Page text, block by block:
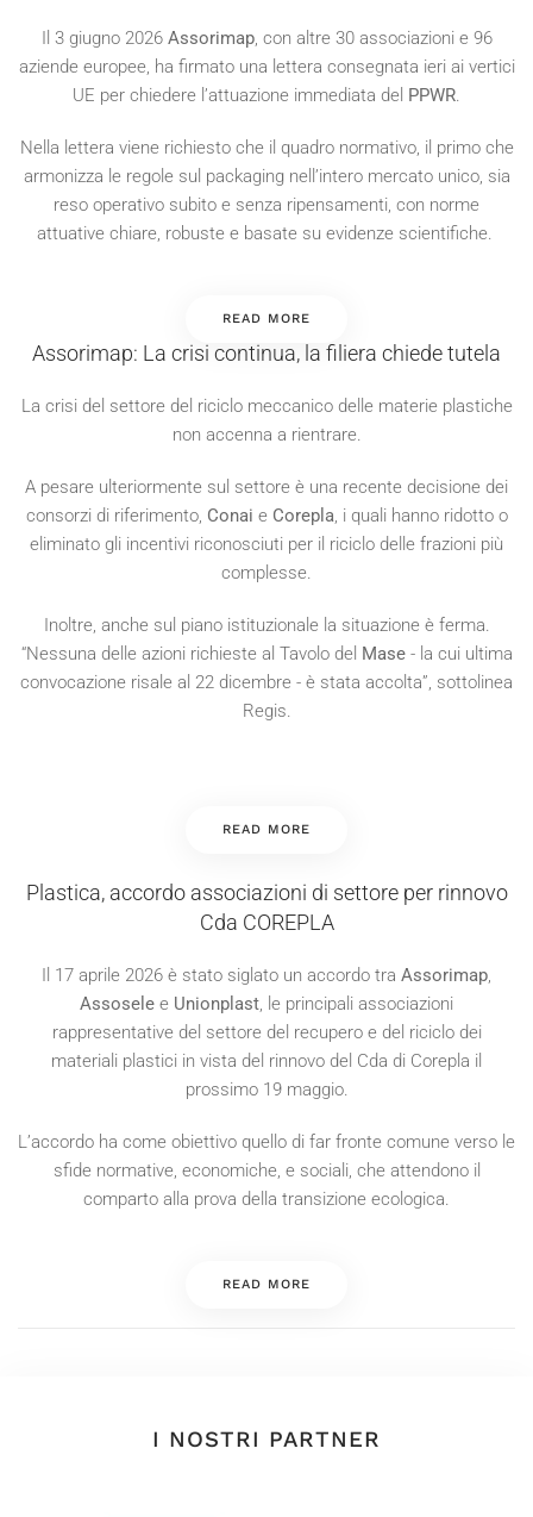
Il 3 giugno 2026 Assorimap, con altre 30 associazioni e 96
aziende europee, ha firmato una lettera consegnata ieri ai vertici
UE per chiedere l’attuazione immediata del PPWR.
Nella lettera viene richiesto che il quadro normativo, il primo che
armonizza le regole sul packaging nell’intero mercato unico, sia
reso operativo subito e senza ripensamenti, con norme
attuative chiare, robuste e basate su evidenze scientifiche.
READ MORE
Assorimap: La crisi continua, la filiera chiede tutela
La crisi del settore del riciclo meccanico delle materie plastiche
non accenna a rientrare.
A pesare ulteriormente sul settore è una recente decisione dei
consorzi di riferimento, Conai eCorepla, i quali hanno ridotto o
eliminato gli incentivi riconosciuti per il riciclo delle frazioni più
complesse.
Inoltre, anche sul piano istituzionale la situazione è ferma.
“Nessuna delle azioni richieste al Tavolo del Mase- la cui ultima
convocazione risale al 22 dicembre - è stata accolta”, sottolinea
Regis.
READ MORE
Plastica, accordo associazioni di settore per rinnovo
Cda COREPLA
Il 17 aprile 2026 è stato siglato un accordo tra Assorimap,
Assosele e Unionplast, le principali associazioni
rappresentative del settore del recupero e del riciclo dei
materiali plastici in vista del rinnovo del Cda di Corepla il
prossimo 19 maggio.
L’accordo ha come obiettivo quello di far fronte comune verso le
sfide normative, economiche, e sociali, che attendono il
comparto alla prova della transizione ecologica.
READ MORE
I NOSTRI PARTNER